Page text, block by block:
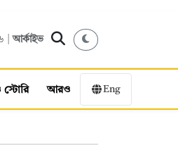
|আর্কাইভ
স্টোরি আরও Eng